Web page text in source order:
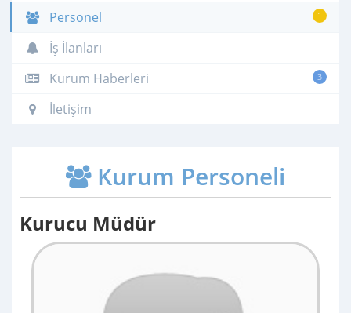
1
Personel
İş İlanları
3
Kurum Haberleri
İletişim
Kurum Personeli
Kurucu Müdür